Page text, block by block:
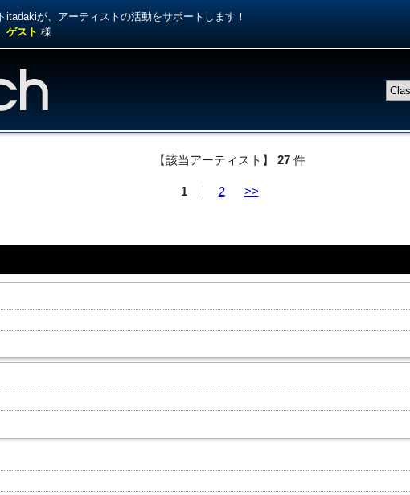
itadakiが、アーティストの活動をサポートします！
ゲスト 様
【該当アーティスト】 27件
1｜ 2 >>